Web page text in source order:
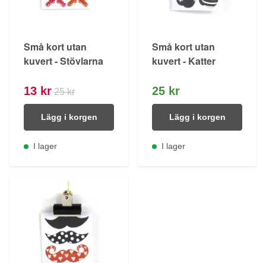
Små kort utan
kuvert - Stövlarna
13 kr 25 kr
Lägg i korgen
I lager
Små kort utan
kuvert - Katter
25 kr
Lägg i korgen
I lager